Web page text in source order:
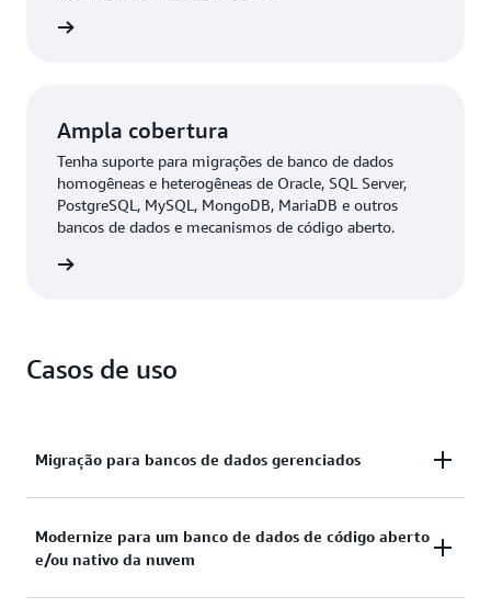
Ampla cobertura
Tenha suporte para migrações de banco de dados
homogêneas e heterogêneas de Oracle, SQL Server,
PostgreSQL, MySQL, MongoDB, MariaDB e outros
bancos de dados e mecanismos de código aberto.
Casos de uso
Migração para bancos de dados gerenciados
Migre de bancos de dados legados ou locais para
serviços de nuvem gerenciados por meio de um
Modernize para um banco de dados de código aberto
e/ou nativo da nuvem